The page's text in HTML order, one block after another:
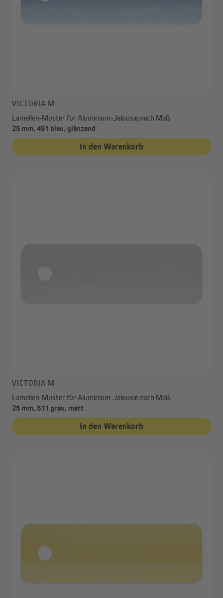
VICTORIA M
Lamellen-Muster für Aluminium-Jalousie nach Maß
25 mm, 491 blau, glänzend
In den Warenkorb
VICTORIA M
Lamellen-Muster für Aluminium-Jalousie nach Maß
25 mm, 511 grau, matt
In den Warenkorb